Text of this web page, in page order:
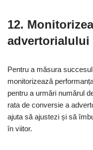
12.
advertorialului
Pentru a măsura
monitorizează
pentru a urmări numărul
rata de conversie a
ajuta să ajustezi și să
în viitor.